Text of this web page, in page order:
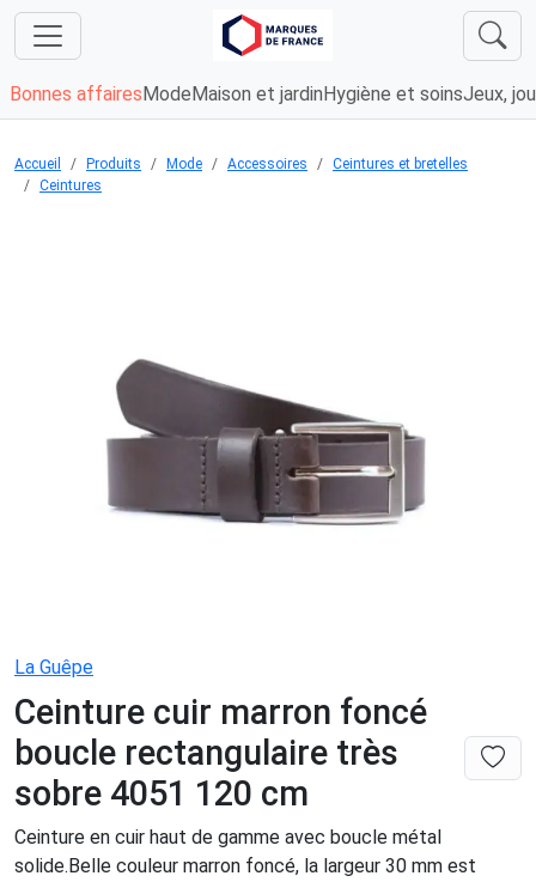
Bonnes affaires Mode Maison et jardin Hygiène et soinsJeux,
Accueil Produits Mode Accessoires
Ceintures et bretelles
Ceintures
La Guêpe
Ceinture cuir marron foncé
boucle rectangulaire très
sobre 4051 120 cm
Ceinture en cuir haut de gamme avec boucle métal
solide.Belle couleur marron foncé, la largeur 30 mm est